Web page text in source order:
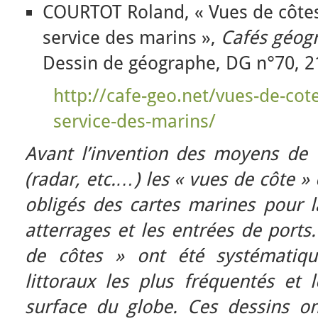
COURTOT Roland, « Vues de
service des marins », Cafés
Dessin de géographe, DG n°70,
http://cafe-geo.net/vues-de-
service-des-marins/
Avant l’invention des moyens
(radar, etc.…) les « vues de côte
obligés des cartes marines pour
atterrages et les entrées de
de côtes » ont été
littoraux les plus fréquentés et
surface du globe. Ces dessins